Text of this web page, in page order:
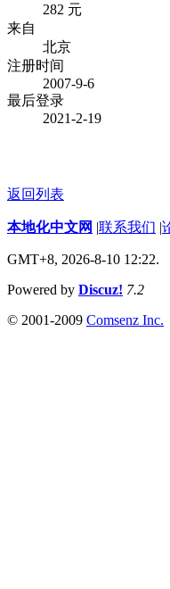
282 元
来自
北京
注册时间
2007-9-6
最后登录
2021-2-19
返回列表
本地化中文网 |联系我们 |
GMT+8, 2026-8-10 12:22.
Powered by Discuz! 7.2
© 2001-2009 Comsenz Inc.